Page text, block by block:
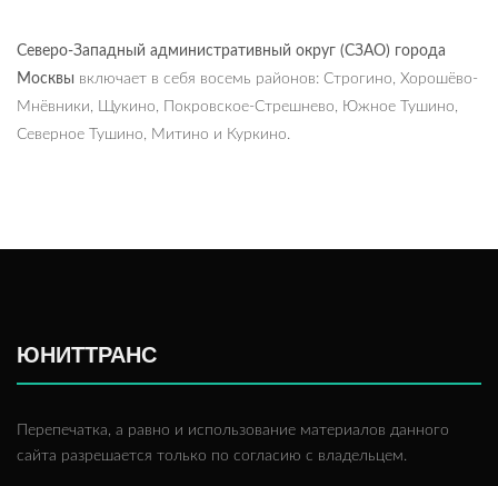
Северо-Западный административный округ (СЗАО) города
Москвы включает в себя восемь районов: Строгино, Хорошёво-
Мнёвники, Щукино, Покровское-Стрешнево, Южное Тушино,
Северное Тушино, Митино и Куркино.
ЮНИТТРАНС
Перепечатка, а равно и использование материалов данного
сайта разрешается только по согласию с владельцем.